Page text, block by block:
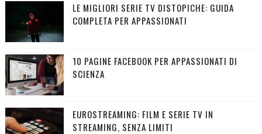
LE MIGLIORI SERIE TV DISTOPICHE: GUIDA
COMPLETA PER APPASSIONATI
10 PAGINE FACEBOOK PER APPASSIONATI DI
SCIENZA
EUROSTREAMING: FILM E SERIE TV IN
STREAMING, SENZA LIMITI